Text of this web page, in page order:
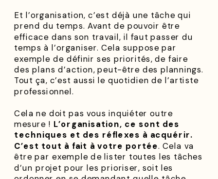
Et l’organisation, c’est déjà une tâche qui
prend du temps. Avant de pouvoir être
efficace dans son travail, il faut passer du
temps à l’organiser. Cela suppose par
exemple de définir ses priorités, de faire
des plans d’action, peut-être des plannings.
Tout ça, c’est aussi le quotidien de l’artiste
professionnel.
Cela ne doit pas vous inquiéter outre
mesure ! L’organisation, ce sont des
techniques et des réflexes à acquérir.
C’est tout à fait à votre portée. Cela va
être par exemple de lister toutes les tâches
d’un projet pour les prioriser, soit les